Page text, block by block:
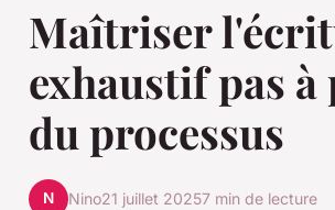
Maîtriser
exhaustif pas à
du processus
N Nino21 juillet 20257 min de lecture